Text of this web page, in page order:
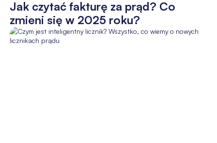
Jak czytać fakturę za prąd? Co
zmieni się w 2025 roku?